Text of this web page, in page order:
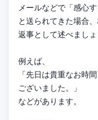
メールなどで「感心す
と送られてきた場合
返事として述べましょ
例えば、
「先日は貴重なお時
ございました。」
などがあります。